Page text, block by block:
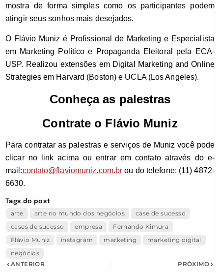
mostra de forma simples como os participantes podem
atingir seus sonhos mais desejados.
O Flávio Muniz é Profissional de Marketing e Especialista
em Marketing Político e Propaganda Eleitoral pela ECA-
USP. Realizou extensões em Digital Marketing and Online
Strategies em Harvard (Boston) e UCLA (Los Angeles).
Conheça as palestras
Contrate o Flávio Muniz
Para contratar as palestras e serviços de Munizvocê pode
clicar no link acima ouentrar em contato através do e-
mail:contato@flaviomuniz.com.br ou do telefone: (11) 4872-
6630.
Tags do post
arte arte no mundo dos negócios
case de sucesso
cases de sucesso
empresa
Fernando Kimura
Flávio Muniz
instagram marketing
marketing digital
negócios
ANTERIOR
PRÓXIMO